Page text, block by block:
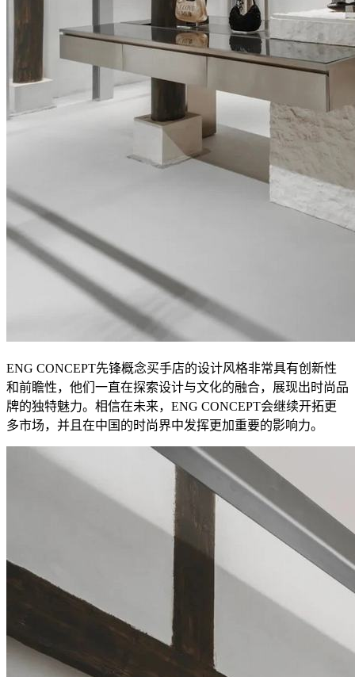
ENG CONCEPT先锋概念买手店的设计风格非常具有创新性
和前瞻性，他们一直在探索设计与文化的融合，展现出时尚品
牌的独特魅力。相信在未来，ENG CONCEPT会继续开拓更
多市场，并且在中国的时尚界中发挥更加重要的影响力。